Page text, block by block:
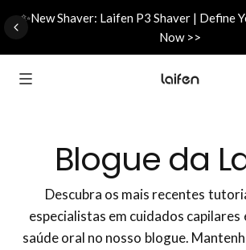
✨New Shaver: Laifen P3 Shaver | Define
Now >>
Blogue da
Descubra os mais recentes
especialistas em cuidados capilares
saúde oral no nosso blogue.